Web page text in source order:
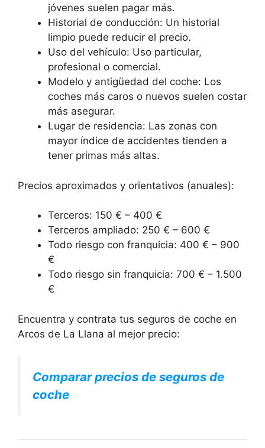
jóvenes suelen pagar más.
Historial de conducción: Un historial
limpio puede reducir el precio.
Uso del vehículo: Uso particular,
profesional o comercial.
Modelo y antigüedad del coche: Los
coches más caros o nuevos suelen costar
más asegurar.
Lugar de residencia: Las zonas con
mayor índice de accidentes tienden a
tener primas más altas.
Precios aproximados y orientativos (anuales):
Terceros: 150 € – 400 €
Terceros ampliado: 250 € – 600 €
Todo riesgo con franquicia: 400 € – 900
€
Todo riesgo sin franquicia: 700 € – 1.500
€
Encuentra y contrata tus seguros de coche en
Arcos de La Llana al mejor precio:
Comparar precios de seguros de
coche